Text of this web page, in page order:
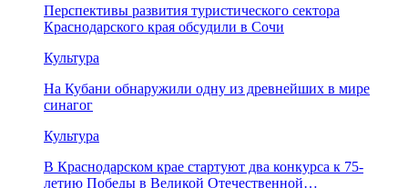
Перспективы развития туристического сектора
Краснодарского края обсудили в Сочи
Культура
На Кубани обнаружили одну из древнейших в мире
синагог
Культура
В Краснодарском крае стартуют два конкурса к 75-
летию Победы в Великой Отечественной…